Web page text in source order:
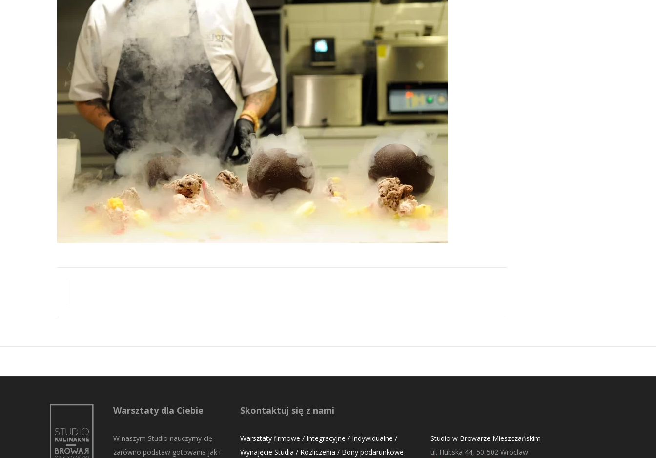
Warsztaty dla Ciebie
W naszym Studio nauczymy cię
zarówno podstaw gotowania jak i
Skontaktuj się z nami
Warsztaty firmowe / Integracyjne / Indywidualne /
Wynajęcie Studia / Rozliczenia / Bony podarunkowe
Studio w Browarze Mieszczańskim
ul. Hubska 44, 50-502 Wrocław